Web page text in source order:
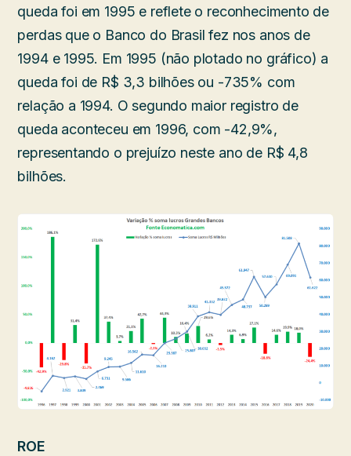
queda foi em 1995 e reflete o reconhecimento de
perdas que o Banco do Brasil fez nos anos de
1994 e 1995. Em 1995 (não plotado no gráfico) a
queda foi de R$ 3,3 bilhões ou -735% com
relação a 1994. O segundo maior registro de
queda aconteceu em 1996, com -42,9%,
representando o prejuízo neste ano de R$ 4,8
bilhões.
ROE